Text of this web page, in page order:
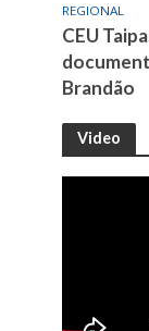
REGIONAL
CEU
Brandão
Video